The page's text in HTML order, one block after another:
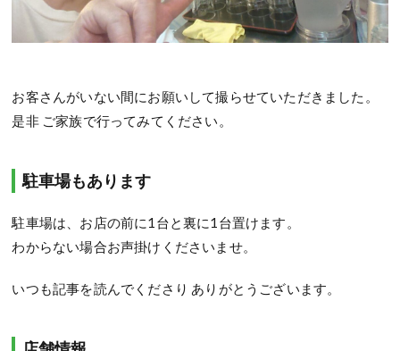
お客さんがいない間にお願いして撮らせていただきました。
是非 ご家族で行ってみてください。
駐車場もあります
駐車場は、お店の前に1台と裏に1台置けます。
わからない場合お声掛けくださいませ。
いつも記事を読んでくださり ありがとうございます。